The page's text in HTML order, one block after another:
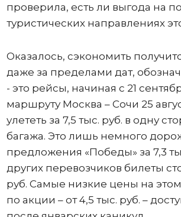
проверила, есть ли выгода на
туристических направлениях
Оказалось, сэкономить
даже за пределами дат,
- это рейсы, начиная с 21
маршруту Москва – Сочи 25
улететь за 7,5 тыс. руб. в одну
багажа. Это лишь немного
предложения «Победы» за 7,3
других перевозчиков билеты
руб. Самые низкие цены на
по акции – от 4,5 тыс. руб. –